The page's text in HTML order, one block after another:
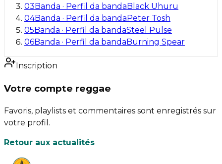
03 Banda · Perfil da banda Black Uhuru
04Banda · Perfil da banda Peter Tosh
05 Banda · Perfil da bandaSteel Pulse
06Banda · Perfil da banda Burning Spear
Inscription
Votre compte reggae
Favoris, playlists et commentaires sont enregistrés sur
votre profil.
Retour aux actualités